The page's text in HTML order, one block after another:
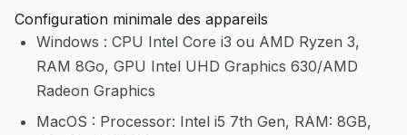
Configuration minimale des appareils
Windows : CPU Intel Core i3 ou AMD Ryzen 3,
RAM 8Go, GPU Intel UHD Graphics 630/AMD
Radeon Graphics
MacOS : Processor: Intel i5 7th Gen, RAM: 8GB,